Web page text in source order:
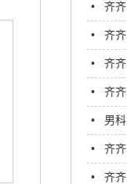
• 齐
好?
• 齐
• 齐
齐
• 齐
• 男
哪
• 齐
尔
• 齐